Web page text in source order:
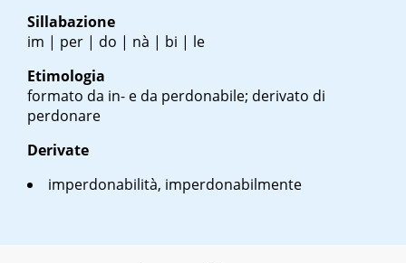
Sillabazione
im | per | do | nà | bi | le
Etimologia
formato da in- e da perdonabile; derivato di
perdonare
Derivate
imperdonabilità, imperdonabilmente